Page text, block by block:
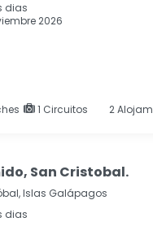
dias
2026
1 Circuitos 2
San Cristobal.
Islas Galápagos
dias